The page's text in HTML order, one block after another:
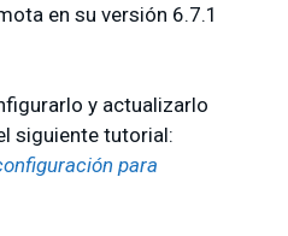
en su versión 6.7.1
y actualizarlo
siguiente tutorial:
para